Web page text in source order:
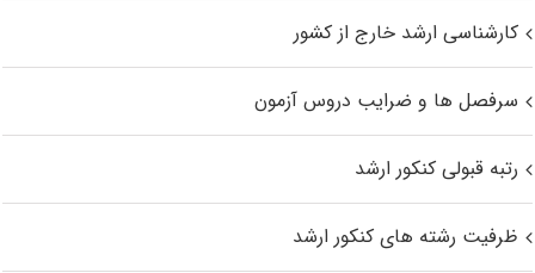
کارشناسی ارشد خارج از کشور
سرفصل ها و ضرایب دروس آزمون
رتبه قبولی کنکور ارشد
ظرفیت رشته های کنکور ارشد